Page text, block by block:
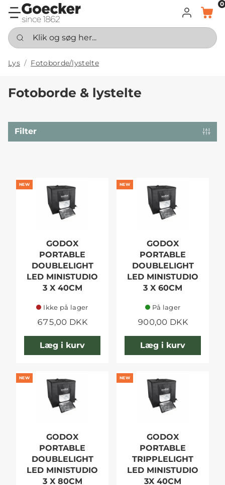
LOG INDKURV
0
Klik og søg her...
Lys Fotoborde/lystelte
Fotoborde & lystelte
Filter
NEW
GODOX
PORTABLE
DOUBLELIGHT
LED MINISTUDIO
3 X 40CM
Ikke på lager
675,00 DKK
Læg i kurv
NEW
GODOX
PORTABLE
DOUBLELIGHT
LED MINISTUDIO
3 X 60CM
På lager
900,00 DKK
Læg i kurv
NEW
GODOX
PORTABLE
DOUBLELIGHT
LED MINISTUDIO
3 X 80CM
NEW
GODOX
PORTABLE
TRIPPLELIGHT
LED MINISTUDIO
3X 40CM